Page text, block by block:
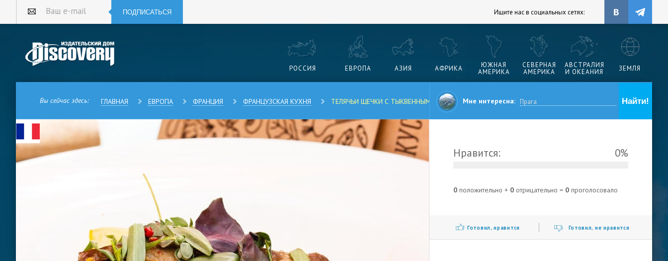
Ваш e-mail ПОДПИСАТЬСЯ Ищите нас в социальных сетях:
РОССИЯ ЕВРОПА АЗИЯ АФРИКА
ЮЖНАЯ
АМЕРИКА
СЕВЕРНАЯ
АМЕРИКА
АВСТРАЛИЯ
И ОКЕАНИЯ
ЗЕМЛЯ
Вы сейчас здесь: ГЛАВНАЯ ЕВРОПА ФРАНЦИЯ ФРАНЦУЗСКАЯ КУХНЯ ТЕЛЯЧЬИ ЩЕЧКИ С ТЫКВЕННЫМ ПЮРЕ Мне интересна:
Нравится: 0%
0 положительно + 0 отрицательно = 0 проголосовало
Готовил, нравится Готовил, не нравится